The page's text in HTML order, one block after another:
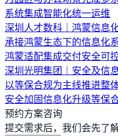
系统集成智能化统一运维
深圳人才数科｜鸿蒙信息
承接鸿蒙生态下的信息化
鸿蒙适配集成交付安全可
深圳光明集团｜安全及信
以等保合规为主线推进整
安全加固信息化升级等保
预约方案咨询
提交需求后，我们会先了